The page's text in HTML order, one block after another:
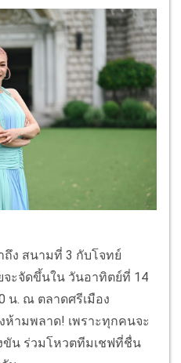
ง สนามที่ 3 กับโจทย์
จะจัดขึ้นใน วันอาทิตย์ที่ 14
น. ณ ตลาดศรีเมือง
ห้ามพลาด! เพราะทุกคนจะ
ขัน ร่วมโหวตทีมเชฟที่ชื่น